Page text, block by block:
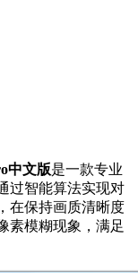
中文版是一款专业
过智能算法实现对
在保持画质清晰度
素模糊现象，满足